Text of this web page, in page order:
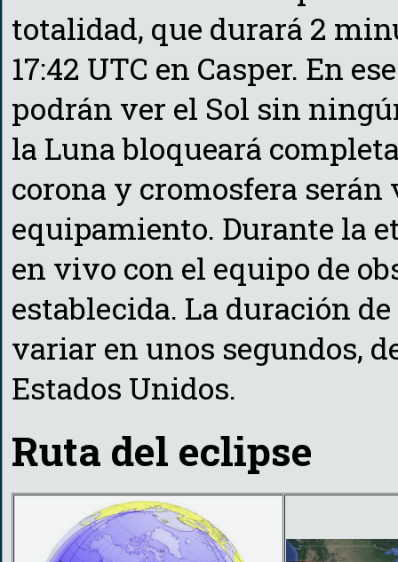
totalidad, que durará 2
17:42 UTC en Casper. En
podrán ver el Sol sin
la Luna bloqueará
corona y cromosfera
equipamiento. Durante la
en vivo con el equipo de
establecida. La duración
variar en unos segundos,
Estados Unidos.
Ruta del eclipse